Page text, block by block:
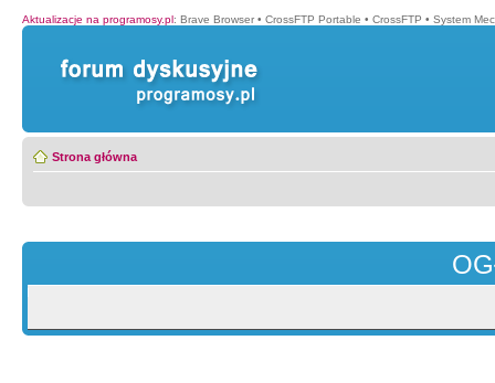
Aktualizacje na programosy.pl: Brave Browser • CrossFTP Portable • CrossFTP • System
Strona główna